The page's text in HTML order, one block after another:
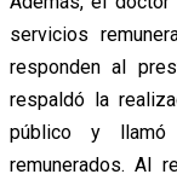
servicios
responden al
respaldó la
público y llamó
remunerados. Al